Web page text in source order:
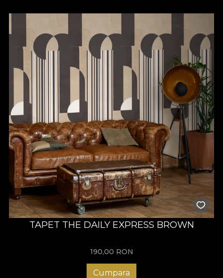
TAPET THE DAILY EXPRESS BROWN
190,00 RON
Cumpara